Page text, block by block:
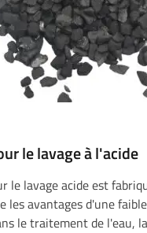
le lavage à l'acide
le lavage acide est
les avantages d'une
le traitement de l'eau,